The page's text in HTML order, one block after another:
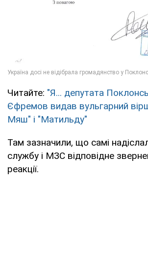
Читайте: "Я... депутата
Єфремов видав вульгарний
Мяш" і "Матильду"
Там зазначили, що самі
службу і МЗС відповідне
реакції.